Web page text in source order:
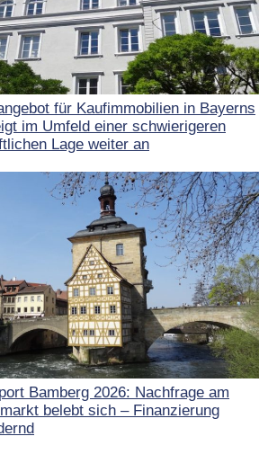
für Kaufimmobilien in Bayerns
im Umfeld einer schwierigeren
Lage weiter an
Bamberg 2026: Nachfrage am
belebt sich – Finanzierung